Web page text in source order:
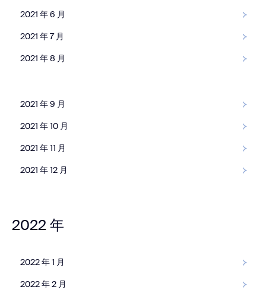
2021 年 6 月
2021 年 7 月
2021 年 8 月
2021 年 9 月
2021 年 10 月
2021 年 11 月
2021 年 12 月
2022 年
2022 年 1 月
2022 年 2 月